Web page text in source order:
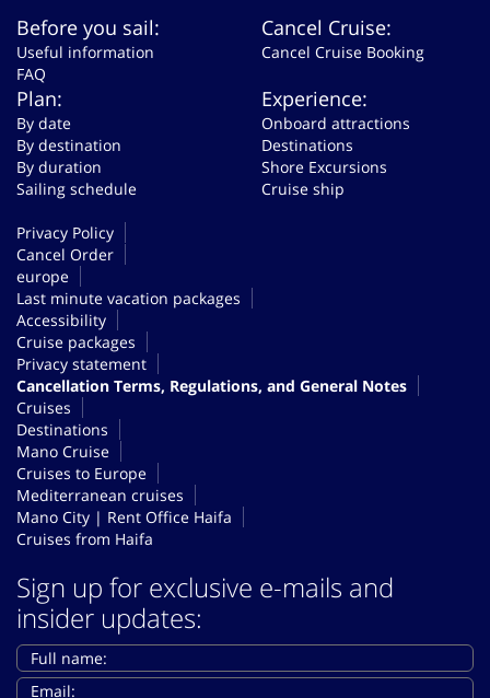
Before you sail:
Useful information
FAQ
Cancel Cruise:
Cancel Cruise Booking
Plan:
By date
By destination
By duration
Sailing schedule
Experience:
Onboard attractions
Destinations
Shore Excursions
Cruise ship
Privacy Policy
Cancel Order
europe
Last minute vacation packages
Accessibility
Cruise packages
Privacy statement
Cancellation Terms, Regulations, and General Notes
Cruises
Destinations
Mano Cruise
Cruises to Europe
Mediterranean cruises
Mano City | Rent Office Haifa
Cruises from Haifa
Sign up for exclusive e-mails and
insider updates: